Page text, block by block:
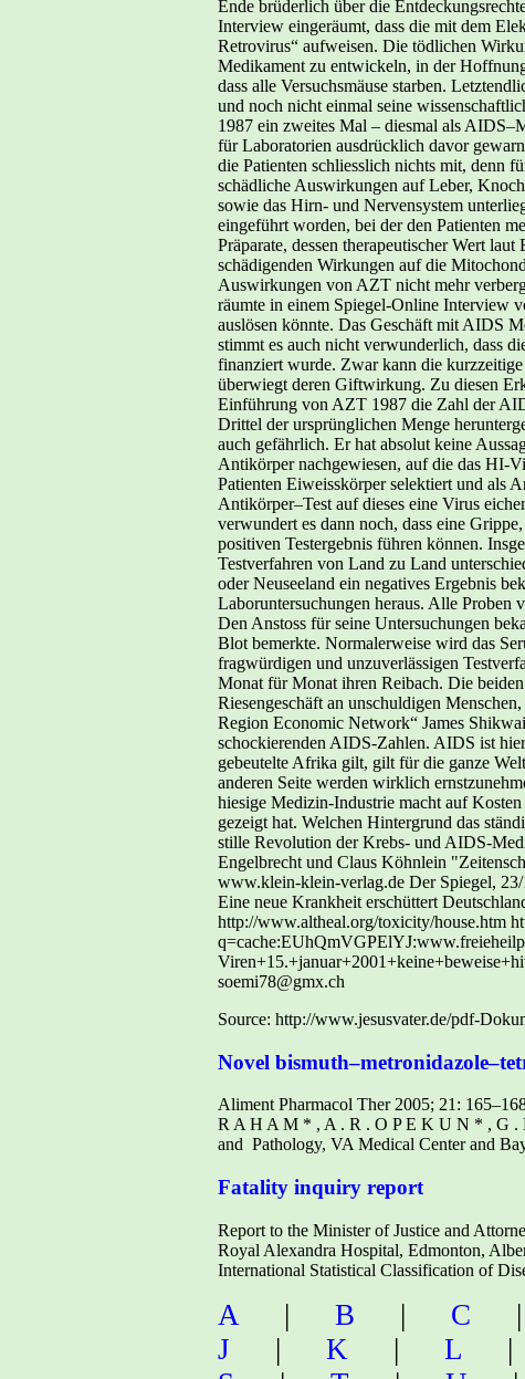
Source: http://www.jesusvater.de/pdf-
Novel
Aliment Pharmacol Ther 2005; 21:
R A H A M * , A . R . O P E K U N * , G
and Pathology, VA Medical Center and
Fatality inquiry report
Report to the Minister of Justice and
Royal Alexandra Hospital, Edmonton,
International Statistical Classification of
A | B | C
J
| K | L